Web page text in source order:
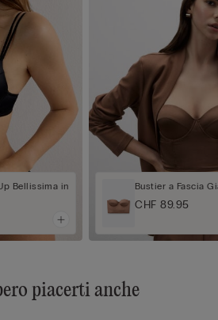
Bellissima in
Bustier a Fascia
CHF 89.95
piacerti anche